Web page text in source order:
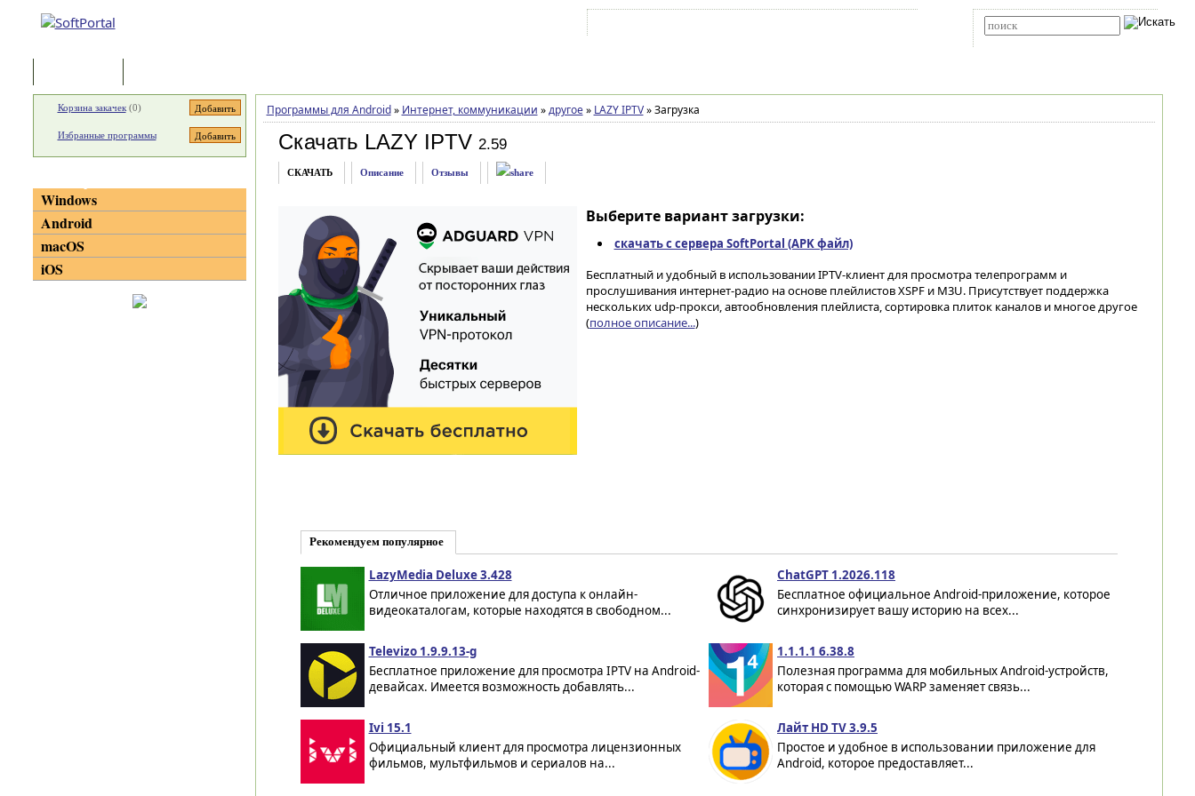
Программы для Android » Интернет, коммуникации » другое » LAZY IPTV »Загрузка
Скачать LAZY IPTV 2.59
СКАЧАТЬ Описание Отзывы
Выберите вариант загрузки:
скачать с сервера SoftPortal (APK файл)
Бесплатный и удобный в использовании IPTV-клиент для просмотра телепрограмм и
прослушивания интернет-радио на основе плейлистов XSPF и M3U. Присутствует поддержка
нескольких udp-прокси, автообновления плейлиста, сортировка плиток каналов и многое другое
(полное описание...)
Рекомендуем популярное
LazyMedia Deluxe 3.428
Отличное приложение для доступа к онлайн-
видеокаталогам, которые находятся в свободном...
ChatGPT 1.2026.118
Бесплатное официальное Android-приложение, которое
синхронизирует вашу историю на всех...
Televizo 1.9.9.13-g
Бесплатное приложение для просмотра IPTV на Android-
девайсах. Имеется возможность добавлять...
1.1.1.1 6.38.8
Полезная программа для мобильных Android-устройств,
которая с помощью WARP заменяет связь...
Ivi 15.1
Официальный клиент для просмотра лицензионных
фильмов, мультфильмов и сериалов на...
Лайт HD TV 3.9.5
Простое и удобное в использовании приложение для
Android, которое предоставляет...
Корзина закачек(0)
Избранные программы
Windows
Android
macOS
iOS